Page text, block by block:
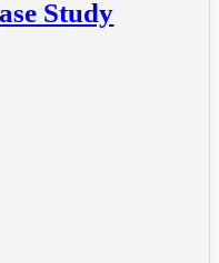
Study